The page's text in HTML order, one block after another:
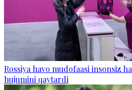
Rossiya havo mudofaasi insonsiz
hujumini qaytardi